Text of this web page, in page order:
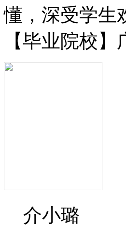
懂，深受学生
【毕业院校
介小璐